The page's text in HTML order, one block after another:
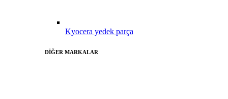
Kyocera yedek parça
DİĞER MARKALAR